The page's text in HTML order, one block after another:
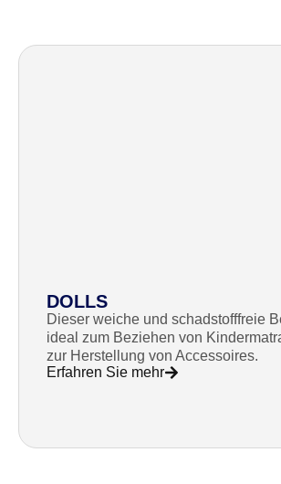
DOLLS
Dieser weiche und schadstofffreie
ideal zum Beziehen von
zur Herstellung von Accessoires.
Erfahren Sie mehr